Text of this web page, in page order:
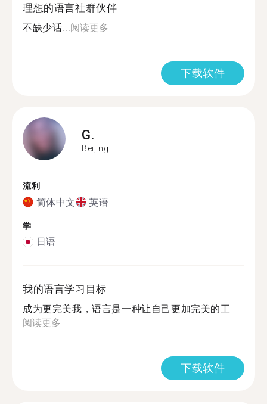
理想的语言社群伙伴
不缺少话...阅读更多
下载软件
G.
Beijing
流利
简体中文 英语
学
日语
我的语言学习目标
成为更完美我，语言是一种让自己更加完美的工...
阅读更多
下载软件